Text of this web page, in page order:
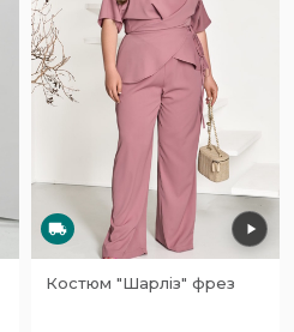
Костюм "Шарліз" фрез